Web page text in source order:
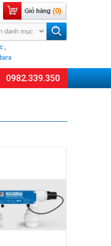
(0)
,
0982.339.350